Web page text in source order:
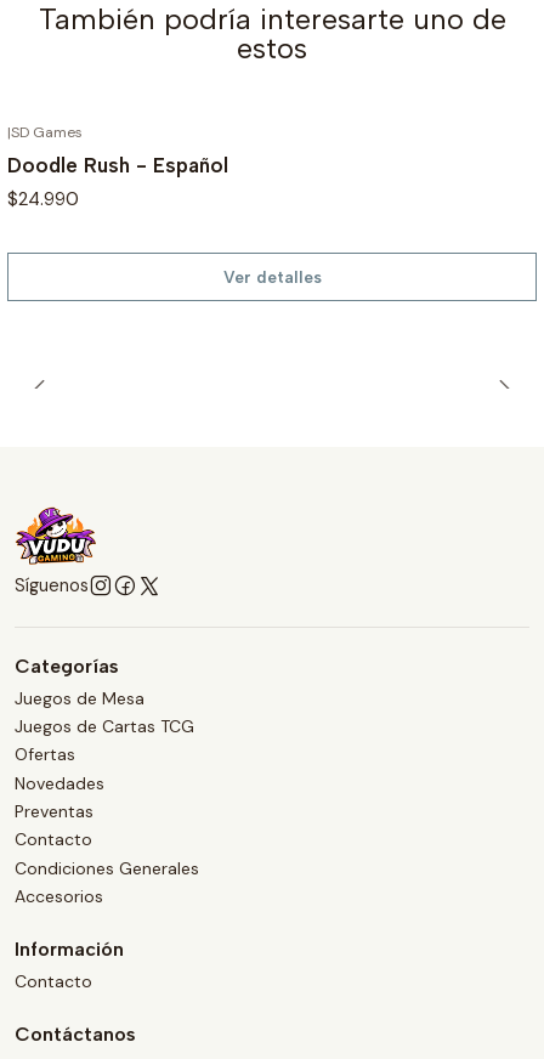
También podría interesarte uno de
estos
|SD Games
Doodle Rush - Español
$24.990
Ver detalles
Síguenos
Categorías
Juegos de Mesa
Juegos de Cartas TCG
Ofertas
Novedades
Preventas
Contacto
Condiciones Generales
Accesorios
Información
Contacto
Contáctanos